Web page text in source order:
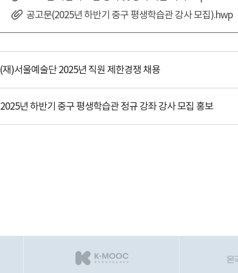
공고문(2025년 하반기 중구 평생학습관 강사 모집).hwp
(재)서울예술단 2025년 직원 제한경쟁 채용
2025년 하반기 중구 평생학습관 정규 강좌 강사 모집 홍보